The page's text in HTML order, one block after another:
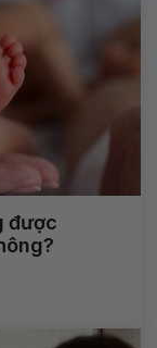
được